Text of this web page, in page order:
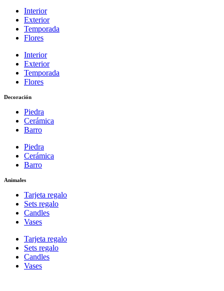
Interior
Exterior
Temporada
Flores
Interior
Exterior
Temporada
Flores
Decoración
Piedra
Cerámica
Barro
Piedra
Cerámica
Barro
Animales
Tarjeta regalo
Sets regalo
Candles
Vases
Tarjeta regalo
Sets regalo
Candles
Vases